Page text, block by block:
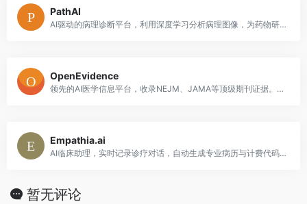
PathAI
AI驱动的病理诊断平台，利用深度学习分析病理图像，为药物研发和临床诊断提供精确洞察。
OpenEvidence
领先的AI医学信息平台，收录NEJM、JAMA等顶级期刊证据。为临床医生提供即时、可靠、多媒体的循证医学支持。
Empathia.ai
AI临床助理，实时记录诊疗对话，自动生成专业病历与计费代码。
暂无评论